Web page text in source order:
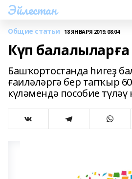
Эйлестан
Общие статьи 18 ЯНВАРЯ 2019, 08:04
Күп
Башҡортостанда һигеҙ
ғаиләләргә бер тапҡыр
күләмендә пособие түләү